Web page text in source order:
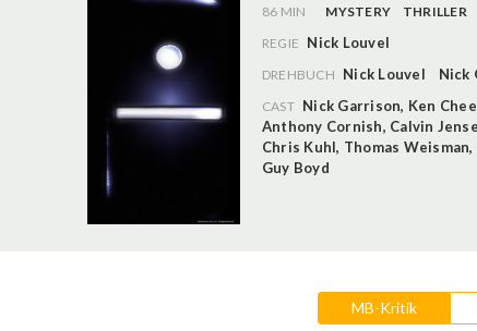
86 MIN MYSTERY THRILLER
REGIE Nick Louvel
DREHBUCH Nick Louvel Nick
CAST Nick Garrison, Ken
Anthony Cornish, Calvin
Chris Kuhl, Thomas Weisman,
Guy Boyd
MB-Kritik